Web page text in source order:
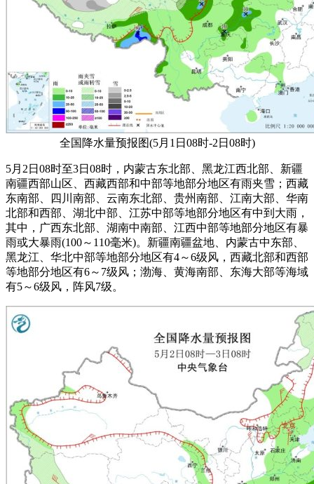
全国降水量预报图(5月1日08时-2日08时)
5月2日08时至3日08时，内蒙古东北部、黑龙江西北部、新疆
南疆西部山区、西藏西部和中部等地部分地区有雨夹雪；西藏
东南部、四川南部、云南东北部、贵州南部、江南大部、华南
北部和西部、湖北中部、江苏中部等地部分地区有中到大雨，
其中，广西东北部、湖南中南部、江西中部等地部分地区有暴
雨或大暴雨(100～110毫米)。新疆南疆盆地、内蒙古中东部、
黑龙江、华北中部等地部分地区有4～6级风，西藏北部和西部
等地部分地区有6～7级风；渤海、黄海南部、东海大部等海域
有5～6级风，阵风7级。